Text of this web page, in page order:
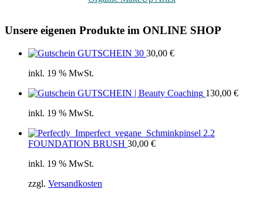
Unsere eigenen Produkte im ONLINE SHOP
GUTSCHEIN 30 30,00 €
inkl. 19 % MwSt.
GUTSCHEIN | Beauty Coaching 130,00 €
inkl. 19 % MwSt.
2.2
FOUNDATION BRUSH 30,00 €
inkl. 19 % MwSt.
zzgl. Versandkosten